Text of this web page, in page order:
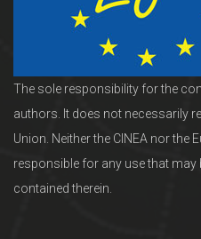
The sole responsibility for the
authors. It does not necessarily
Union. Neither the CINEA nor the
responsible for any use that
contained therein.